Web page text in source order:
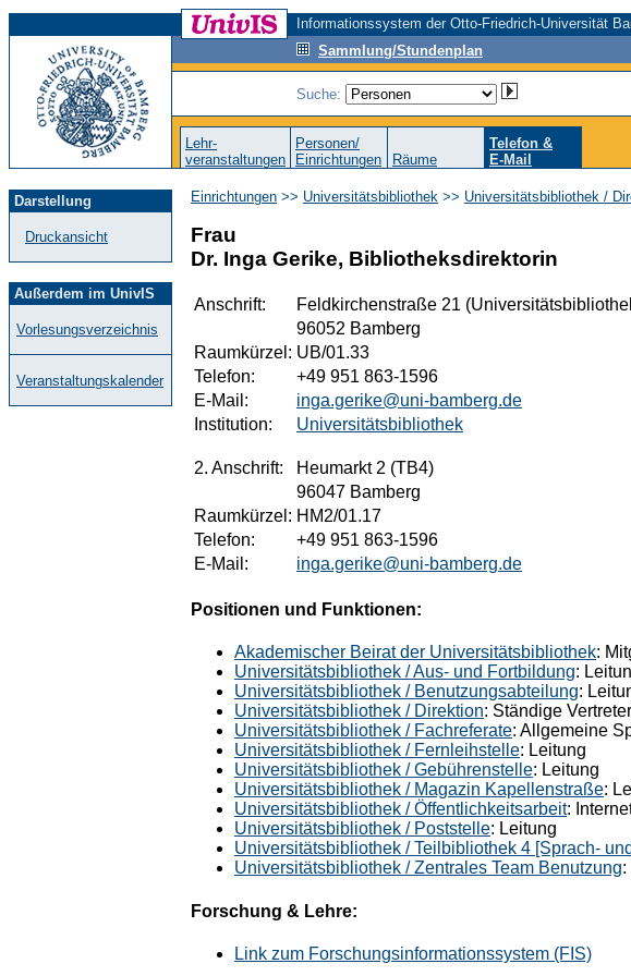
Informationssystem der Otto-Friedrich-Universität
Sammlung/Stundenplan
Suche:
Lehr-
veranstaltungen
Personen/
Einrichtungen
Räume
Telefon &
E-Mail
Darstellung
Druckansicht
Außerdem im UnivIS
Vorlesungsverzeichnis
Veranstaltungskalender
Einrichtungen >> Universitätsbibliothek >> Universitätsbibliothek /
Frau
Dr. Inga Gerike, Bibliotheksdirektorin
Anschrift:
Feldkirchenstraße 21
96052 Bamberg
Raumkürzel: UB/01.33
Telefon:
+49 951 863-1596
E-Mail:
inga.gerike@uni-bamberg.de
Institution:
Universitätsbibliothek
2. Anschrift:
Heumarkt 2 (TB4)
96047 Bamberg
Raumkürzel: HM2/01.17
Telefon:
+49 951 863-1596
E-Mail:
inga.gerike@uni-bamberg.de
Positionen und Funktionen:
Akademischer Beirat der Universitätsbibliothek:
Universitätsbibliothek / Aus- und Fortbildung:
Universitätsbibliothek / Benutzungsabteilung:
Universitätsbibliothek / Direktion: Ständige
Universitätsbibliothek / Fachreferate: Allgemeine
Universitätsbibliothek / Fernleihstelle: Leitung
Universitätsbibliothek / Gebührenstelle: Leitung
Universitätsbibliothek / Magazin Kapellenstraße:
Universitätsbibliothek / Öffentlichkeitsarbeit:
Universitätsbibliothek / Poststelle: Leitung
Universitätsbibliothek / Teilbibliothek 4 [Sprach-
Universitätsbibliothek / Zentrales Team Benutzung:
Forschung & Lehre:
Link zum Forschungsinformationssystem (FIS)